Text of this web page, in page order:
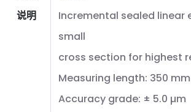
说明
Incremental sealed linear
small
cross section for highest
Measuring length: 350 mm
Accuracy grade: ± 5.0 µm